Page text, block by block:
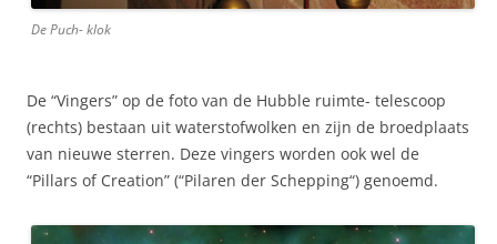
De Puch- klok
De “Vingers” op de foto van de Hubble ruimte- telescoop
(rechts) bestaan uit waterstofwolken en zijn de broedplaats
van nieuwe sterren. Deze vingers worden ook wel de
“Pillars of Creation” (“Pilaren der Schepping“) genoemd.